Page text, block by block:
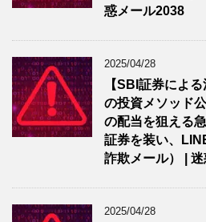
惑メール2038
2025/04/28
【SBI証券によ
の投資メソッド
の配当を狙える
証券を装い、
詐欺メール） |
2025/04/28